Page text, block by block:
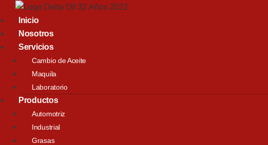
Inicio
Nosotros
Servicios
Cambio de Aceite
Maquila
Laboratorio
Productos
Automotriz
Industrial
Grasas